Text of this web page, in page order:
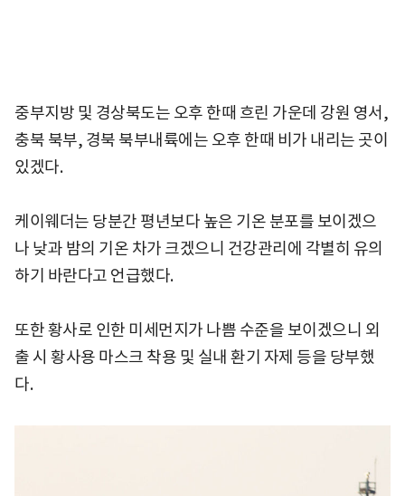
중부지방 및 경상북도는 오후 한때 흐린 가운데 강원 영서,
충북 북부, 경북 북부내륙에는 오후 한때 비가 내리는 곳이
있겠다.
케이웨더는 당분간 평년보다 높은 기온 분포를 보이겠으
나 낮과 밤의 기온 차가 크겠으니 건강관리에 각별히 유의
하기 바란다고 언급했다.
또한 황사로 인한 미세먼지가 나쁨 수준을 보이겠으니 외
출 시 황사용 마스크 착용 및 실내 환기 자제 등을 당부했
다.